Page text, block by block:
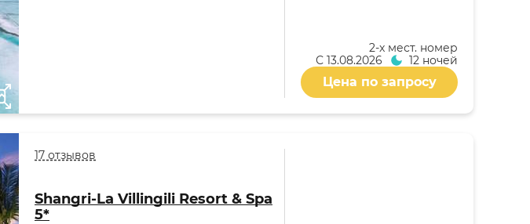
2-x мест. номер
С 13.08.2026 12 ночей
Цена по запросу
17 отзывов
Shangri-La Villingili Resort & Spa
5*